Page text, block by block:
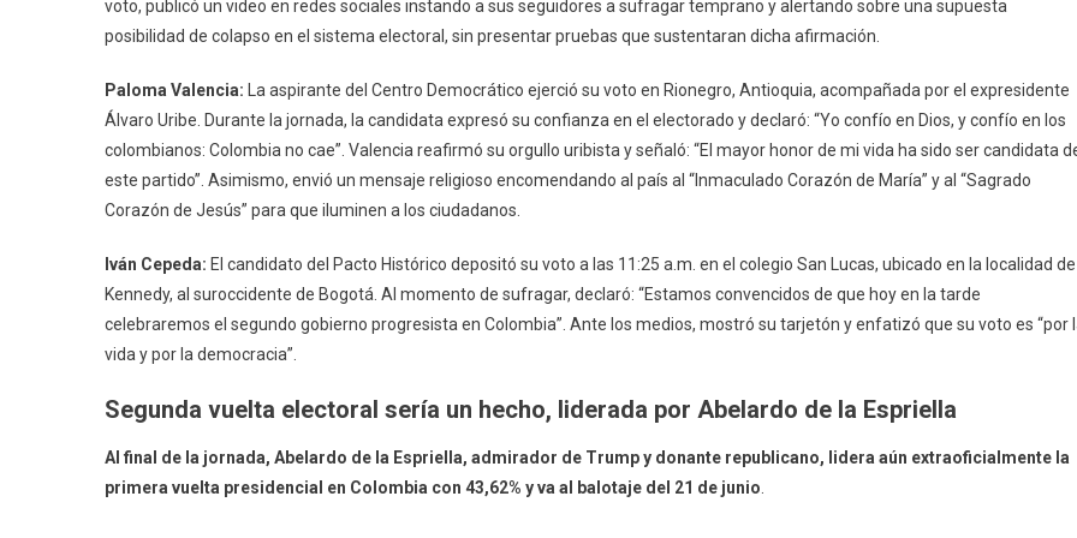
voto, publicó un video en redes sociales instando a sus seguidores a sufragar temprano y alertando sobre una supuesta
posibilidad de colapso en el sistema electoral, sin presentar pruebas que sustentaran dicha afirmación.
Paloma Valencia: La aspirante del Centro Democrático ejerció su voto en Rionegro, Antioquia, acompañada por el expresidente
Álvaro Uribe. Durante la jornada, la candidata expresó su confianza en el electorado y declaró: “Yo confío en Dios, y confío en los
colombianos: Colombia no cae”. Valencia reafirmó su orgullo uribista y señaló: “El mayor honor de mi vida ha sido ser candidata
este partido”. Asimismo, envió un mensaje religioso encomendando al país al “Inmaculado Corazón de María” y al “Sagrado
Corazón de Jesús” para que iluminen a los ciudadanos.
Iván Cepeda: El candidato del Pacto Histórico depositó su voto a las 11:25 a.m. en el colegio San Lucas, ubicado en la localidad de
Kennedy, al suroccidente de Bogotá. Al momento de sufragar, declaró: “Estamos convencidos de que hoy en la tarde
celebraremos el segundo gobierno progresista en Colombia”. Ante los medios, mostró su tarjetón y enfatizó que su voto es “por
vida y por la democracia”.
Segunda vuelta electoral sería un hecho, liderada por Abelardo de la Espriella
Al final de la jornada, Abelardo de la Espriella, admirador de Trump y donante republicano, lidera aún extraoficialmente la
primera vuelta presidencial en Colombia con 43,62% yva al balotaje del 21 de junio